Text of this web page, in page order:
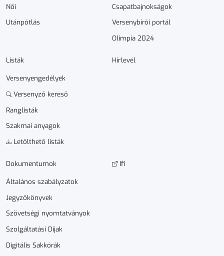
Női
Utánpótlás
Csapatbajnokságok
Versenybírói portál
Olimpia 2024
Listák
Versenyengedélyek
Versenyző kereső
Ranglisták
Szakmai anyagok
Letölthető listák
Hírlevél
Dokumen­­tumok
Általános szabályzatok
Jegyzőkönyvek
Szövetségi nyomtatványok
Szolgáltatási Díjak
Digitális Sakkórák
Ifi